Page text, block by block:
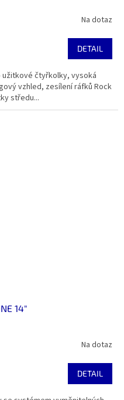
Na dotaz
DETAIL
čtyřkolky, vysoká
vzhled, zesílení ráfků Rock
středu...
14"
Na dotaz
DETAIL